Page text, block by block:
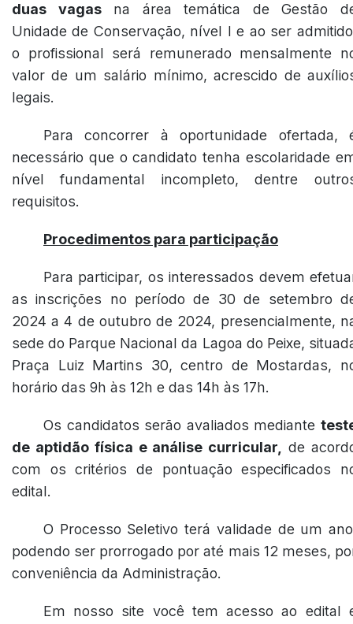
duas vagasna área temática de Gestão
Unidade de Conservação, nível I e ao ser
o profissional será remunerado mensalmente
valor de um salário mínimo, acrescido de
legais.
Para concorrer à oportunidade ofertada,
necessário que o candidato tenha escolaridade
nível fundamental incompleto, dentre
requisitos.
Procedimentos para participação
Para participar, os interessados devem
as inscrições no período de 30 de setembro
2024 a 4 de outubro de 2024, presencialmente,
sede do Parque Nacional da Lagoa do Peixe,
Praça Luiz Martins 30, centro de Mostardas,
horário das 9h às 12h e das 14h às 17h.
Os candidatos serão avaliados mediante
de aptidão física e análise curricular,
de
com os critérios de pontuação especificados
edital.
O Processo Seletivo terá validade de um
podendo ser prorrogado por até mais 12 meses,
conveniência da Administração.
Em nosso site você tem acesso ao edital